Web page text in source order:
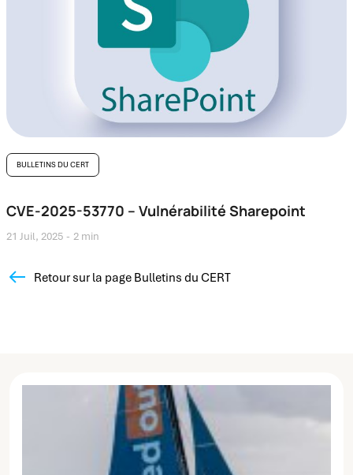
BULLETINS DU CERT
CVE-2025-53770 – Vulnérabilité Sharepoint
21 Juil, 2025 2 min
Retour sur la page Bulletins du CERT